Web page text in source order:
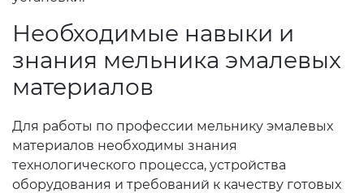
Необходимые навыки и
знания мельника эмалевых
материалов
Для работы по профессии мельнику эмалевых
материалов необходимы знания
технологического процесса, устройства
оборудования и требований к качеству готовых